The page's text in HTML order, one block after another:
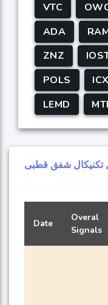
VTC
ADA
ZNZ
POLS
ICX
LEMD
Date
Overal
Signals